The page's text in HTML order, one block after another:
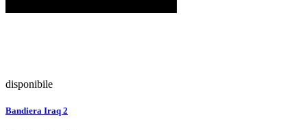
disponibile
Bandiera Iraq 2